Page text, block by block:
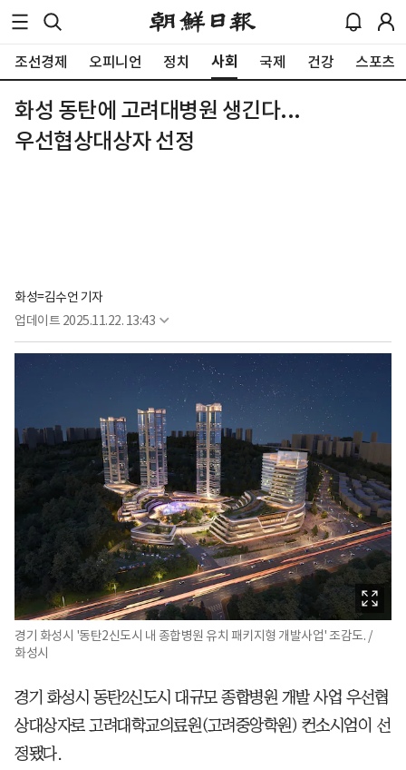
조선경제 오피니언 정치 사회 국제 건강 스포츠
화성 동탄에 고려대병원 생긴다...
우선협상대상자 선정
화성=김수언 기자
업데이트 2025.11.22. 13:43
경기 화성시 '동탄2신도시 내 종합병원 유치 패키지형 개발사업' 조감도. /
화성시
경기 화성시 동탄2신도시 대규모 종합병원 개발 사업 우선협
상대상자로 고려대학교의료원(고려중앙학원) 컨소시엄이 선
정됐다.